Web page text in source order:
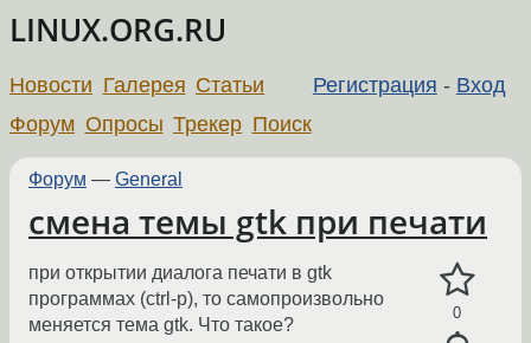
LINUX.ORG.RU
Регистрация - Вход
Новости Галерея Статьи
Форум Опросы Трекер Поиск
Форум — General
смена темы gtk при печати
0
при открытии диалога печати в gtk
программах (ctrl-p), то самопроизвольно
меняется тема gtk. Что такое?